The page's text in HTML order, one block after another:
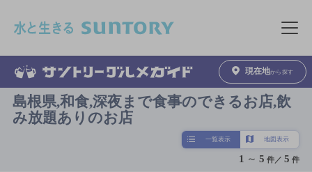
メニュ
現在地から探す
島根県,和食,深夜まで食事のできるお店,飲
み放題ありのお店
一覧表示 地図表示
1 ～ 5 件／5 件